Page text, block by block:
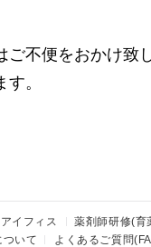
ご不便をおかけ致
。
アイフィス
薬剤師研修(育
ついて
よくあるご質問